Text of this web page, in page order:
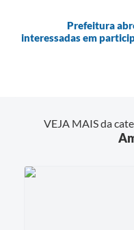
Prefeitura
interessadas em
VEJA MAIS da